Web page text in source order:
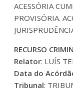
ACESSÓRIA
PROVISÓRIA.
RECURSO
Relator: LUÍS
Data do
Tribunal: